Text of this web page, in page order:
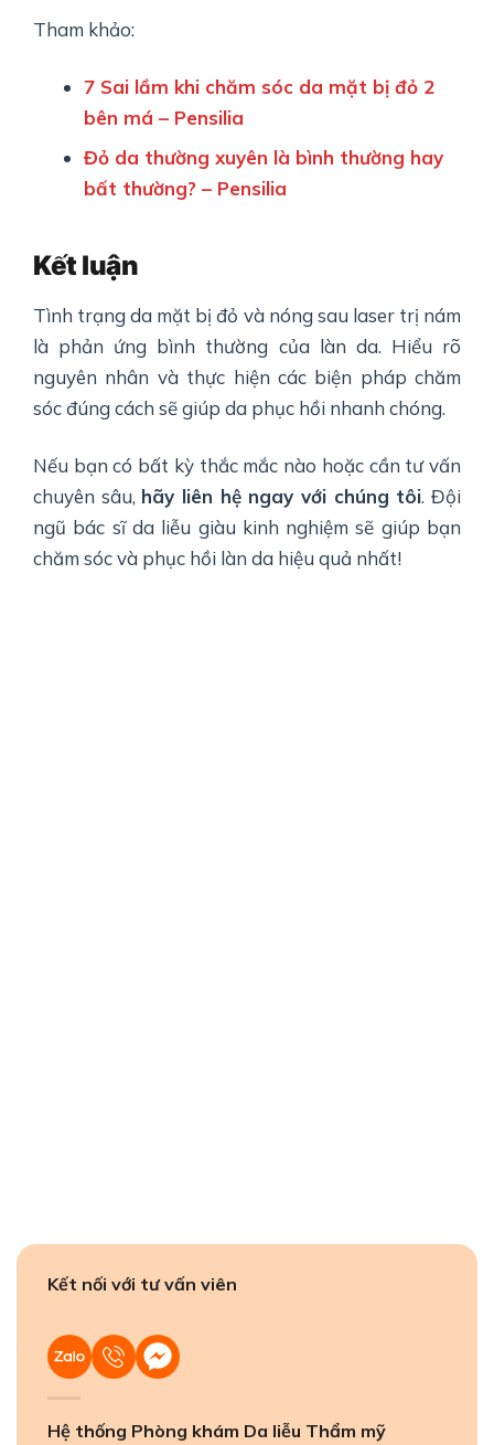
Tham khảo:
7 Sai lầm khi chăm sóc da mặt bị đỏ 2
bên má – Pensilia
Đỏ da thường xuyên là bình thường hay
bất thường? – Pensilia
Kết luận
Tình trạng da mặt bị đỏ và nóng sau laser trị nám
là phản ứng bình thường của làn da. Hiểu rõ
nguyên nhân và thực hiện các biện pháp chăm
sóc đúng cách sẽ giúp da phục hồi nhanh chóng.
Nếu bạn có bất kỳ thắc mắc nào hoặc cần tư vấn
chuyên sâu, hãy liên hệ ngay với chúng tôi. Đội
ngũ bác sĩ da liễu giàu kinh nghiệm sẽ giúp bạn
chăm sóc và phục hồi làn da hiệu quả nhất!
Kết nối với tư vấn viên
Hệ thống Phòng khám Da liễu Thẩm mỹ